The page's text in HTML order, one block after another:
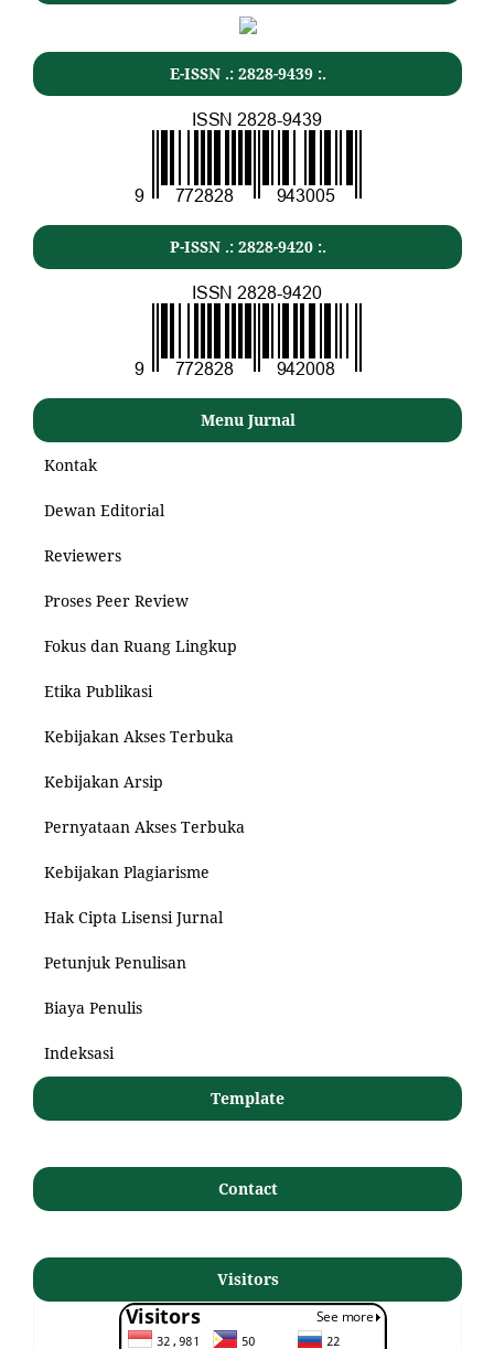
E-ISSN .: 2828-9439 :.
P-ISSN .: 2828-9420 :.
Menu Jurnal
Kontak
Dewan Editorial
Reviewers
Proses Peer Review
Fokus dan Ruang Lingkup
Etika Publikasi
Kebijakan Akses Terbuka
Kebijakan Arsip
Pernyataan Akses Terbuka
Kebijakan Plagiarisme
Hak Cipta Lisensi Jurnal
Petunjuk Penulisan
Biaya Penulis
Indeksasi
Template
Contact
Visitors